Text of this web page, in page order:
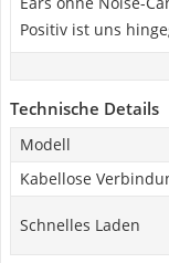
Positiv ist uns
Technische Details
Modell
Kabellose
Schnelles Laden